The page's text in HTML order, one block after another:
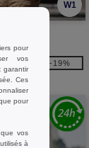
W1
- Veste
-19%
pour
vos
garantir
Ces
pour
vos
à